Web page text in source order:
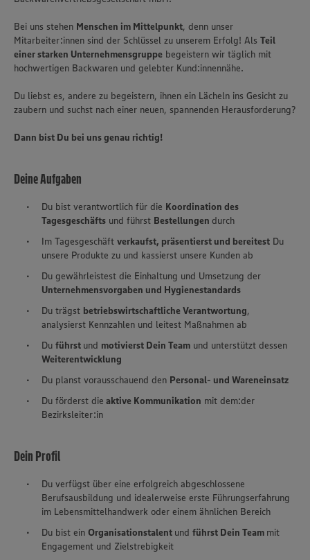
Bei uns stehen Menschen im Mittelpunkt, denn unser
Mitarbeiter:innen sind der Schlüssel zu unserem Erfolg! Als Teil
einer starken Unternehmensgruppe begeistern wir täglich mit
hochwertigen Backwaren und gelebter Kund:innennähe.
Du liebst es, andere zu begeistern, ihnen ein Lächeln ins Gesicht zu
zaubern und suchst nach einer neuen, spannenden Herausforderung?
Dann bist Du bei uns genau richtig!
Deine Aufgaben
Du bist verantwortlich für die Koordination des
Tagesgeschäfts und führst Bestellungen durch
Im Tagesgeschäft verkaufst, präsentierst und bereitest Du
unsere Produkte zu und kassierst unsere Kunden ab
Du gewährleistest die Einhaltung und Umsetzung der
Unternehmensvorgaben und Hygienestandards
Du trägst betriebswirtschaftliche Verantwortung,
analysierst Kennzahlen und leitest Maßnahmen ab
Du führst und motivierst Dein Team und unterstützt dessen
Weiterentwicklung
Du planst vorausschauend den Personal- und Wareneinsatz
Du förderst die aktive Kommunikation mit dem:der
Bezirksleiter:in
Dein Profil
Du verfügst über eine erfolgreich abgeschlossene
Berufsausbildung und idealerweise erste Führungserfahrung
im Lebensmittelhandwerk oder einem ähnlichen Bereich
Du bist ein Organisationstalent und führst Dein Team mit
Engagement und Zielstrebigkeit